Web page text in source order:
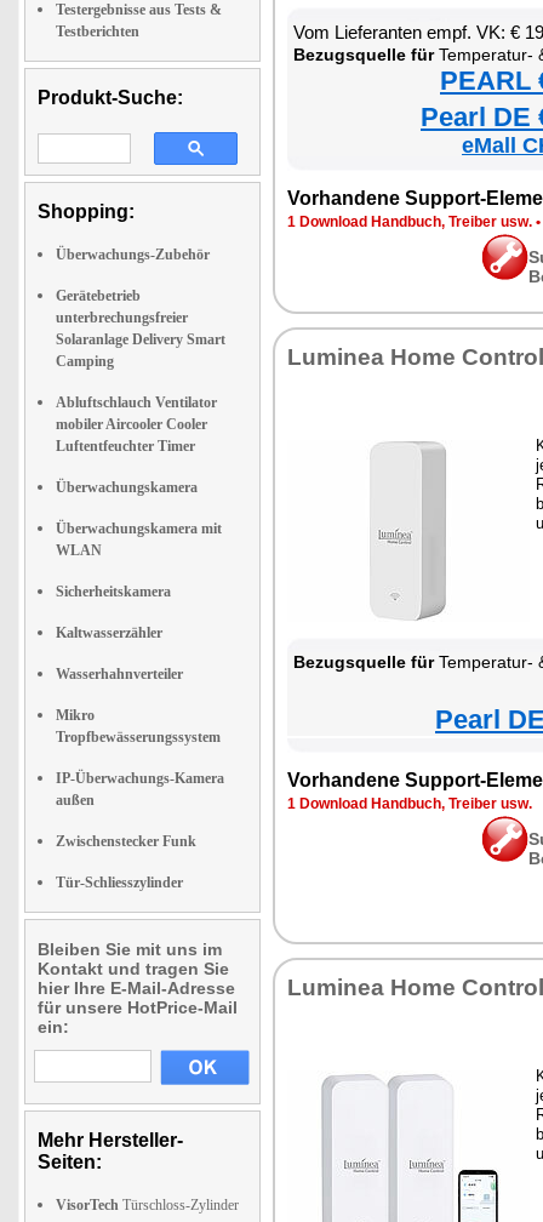
Testergebnisse aus Tests &
Testberichten
Produkt-Suche:
Shopping:
Überwachungs-Zubehör
Gerätebetrieb
unterbrechungsfreier
Solaranlage Delivery Smart
Camping
Abluftschlauch Ventilator
mobiler Aircooler Cooler
Luftentfeuchter Timer
Überwachungskamera
Überwachungskamera mit
WLAN
Sicherheitskamera
Kaltwasserzähler
Wasserhahnverteiler
Mikro
Tropfbewässerungssystem
IP-Überwachungs-Kamera
außen
Zwischenstecker Funk
Tür-Schliesszylinder
Bleiben Sie mit uns im
Kontakt und tragen Sie
hier Ihre E-Mail-Adresse
für unsere HotPrice-Mail
ein:
Mehr Hersteller-
Seiten:
VisorTech Türschloss-Zylinder
Vom Lieferanten empf. VK: €
Bezugsquelle fürTemperatur- & Luftfeuchtigkeits-
PEARL
Pearl DE
eMall
Vorhandene Support-
1 Download Handbuch, Treiber usw. •
Luminea Home Control
Bezugsquelle fürTemperatur- & Luftfeuchtigkeits-
Pearl
Vorhandene Support-
1 Download Handbuch, Treiber usw.
Luminea Home Control